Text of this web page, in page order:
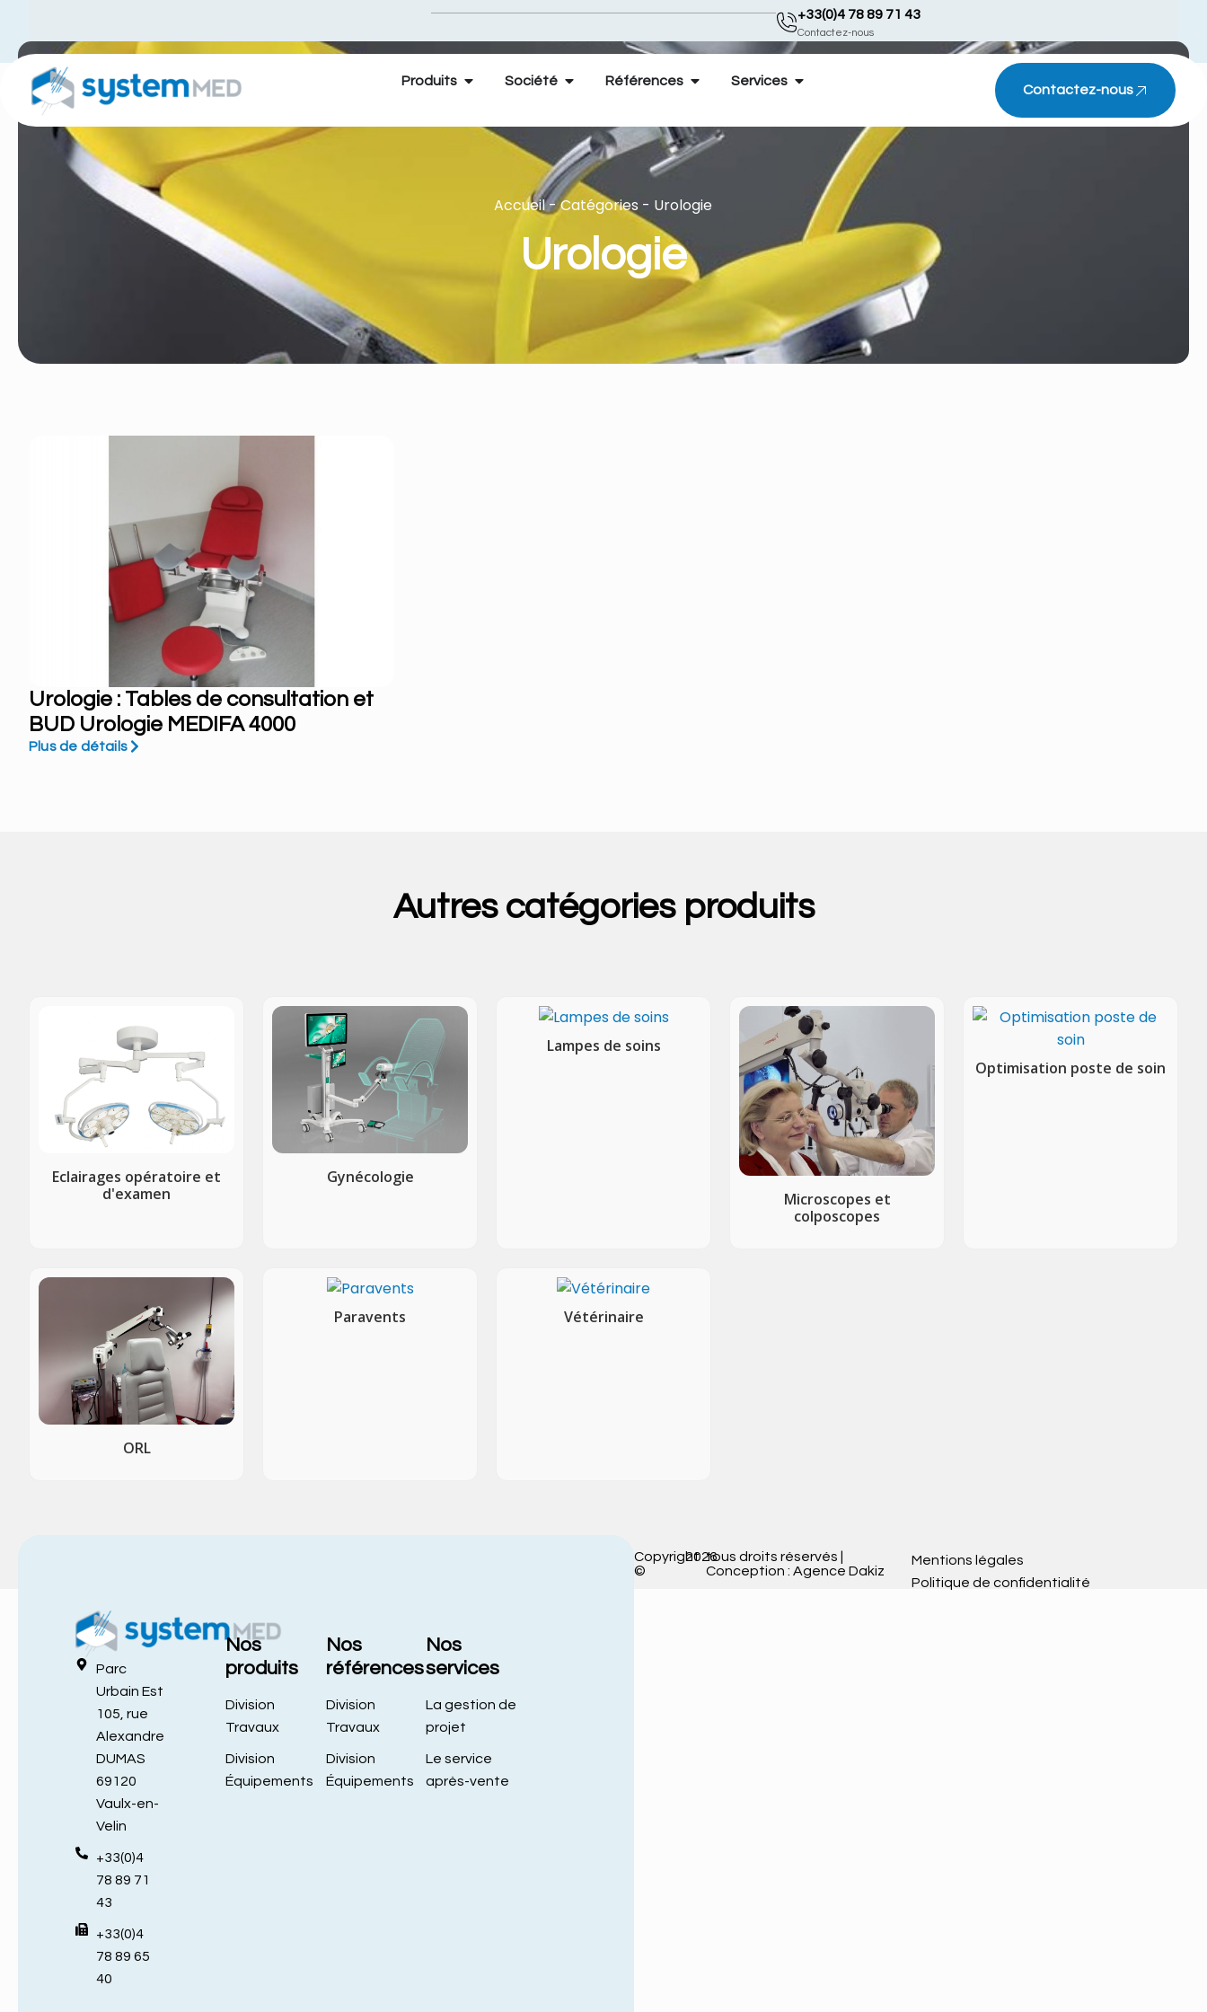
+33(0)4 78 89 71 43
Contactez-nous
Produits Société Références Services
Contactez-nous
Accueil-Catégories - Urologie
Urologie
Urologie : Tables de consultation et
BUD Urologie MEDIFA 4000
Plus de détails
Autres catégories produits
Eclairages opératoire et
d'examen
Gynécologie
Lampes de soins
Microscopes et
colposcopes
Optimisation poste de soin
ORL
Paravents Vétérinaire
Parc
Urbain Est
105, rue
Alexandre
DUMAS
69120
Vaulx-en-
Velin
+33(0)4
78 89 71
43
+33(0)4
78 89 65
40
Nos
produits
Division
Travaux
Division
Équipements
Nos
références
Division
Travaux
Division
Équipements
Nos
services
La gestion de
projet
Le service
après-vente
Copyright
©
2026tous droits réservés |
Conception : Agence Dakiz
Mentions légales
Politique de confidentialité